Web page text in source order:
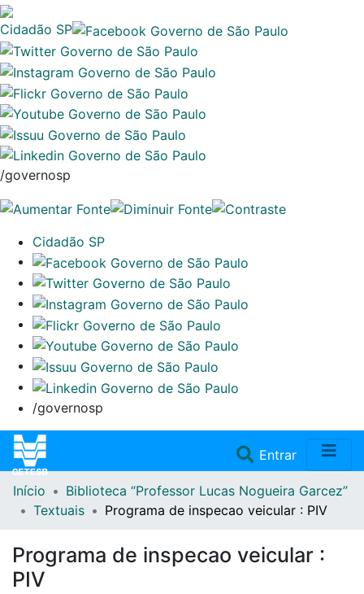
Cidadão SP
/governosp
Cidadão SP
/governosp
Entrar(current)
Home
Repositório
Início
Biblioteca “Professor Lucas Nogueira Garcez”
Textuais
Programa de inspecao veicular : PIV
Programa de inspecao veicular :
PIV